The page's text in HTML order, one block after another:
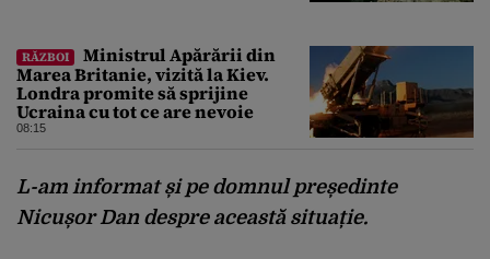
RĂZBOI
Ministrul Apărării din
Marea Britanie, vizită la Kiev.
Londra promite să sprijine
Ucraina cu tot ce are nevoie
08:15
L-am informat și pe domnul președinte
Nicușor Dan despre această situație.